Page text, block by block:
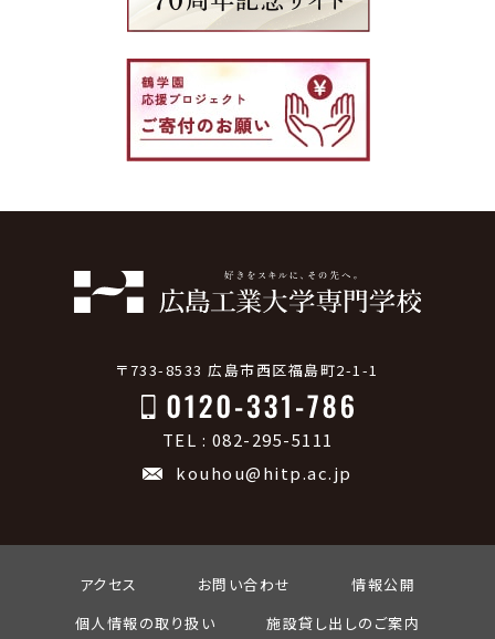
〒733-8533 広島市西区福島町2-1-1
TEL : 082-295-5111
kouhou@hitp.ac.jp
アクセス お問い合わせ
情報公開
個人情報の取り扱い
施設貸し出しのご案内